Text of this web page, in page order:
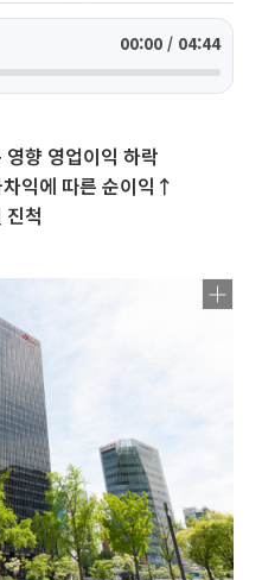
00:00 / 04:44
향 영업이익 하락
익에 따른 순이익↑
척